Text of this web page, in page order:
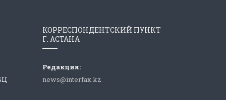
КОРРЕСПОНДЕНТСКИЙ ПУНКТ
Г. АСТАНА
Редакция:
news@interfax.kz